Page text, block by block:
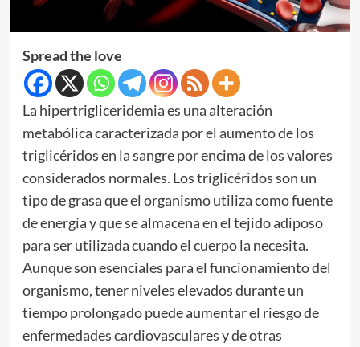
Spread the love
La hipertrigliceridemia es una alteración
metabólica caracterizada por el aumento de los
triglicéridos en la sangre por encima de los valores
considerados normales. Los triglicéridos son un
tipo de grasa que el organismo utiliza como fuente
de energía y que se almacena en el tejido adiposo
para ser utilizada cuando el cuerpo la necesita.
Aunque son esenciales para el funcionamiento del
organismo, tener niveles elevados durante un
tiempo prolongado puede aumentar el riesgo de
enfermedades cardiovasculares y de otras